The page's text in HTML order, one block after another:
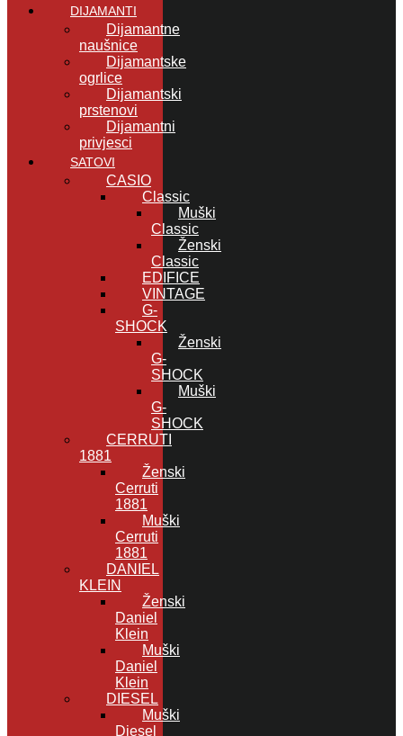
DIJAMANTI
Dijamantne
naušnice
Dijamantske
ogrlice
Dijamantski
prstenovi
Dijamantni
privjesci
SATOVI
CASIO
Classic
Muški
Classic
Ženski
Classic
EDIFICE
VINTAGE
G-
SHOCK
Ženski
G-
SHOCK
Muški
G-
SHOCK
CERRUTI
1881
Ženski
Cerruti
1881
Muški
Cerruti
1881
DANIEL
KLEIN
Ženski
Daniel
Klein
Muški
Daniel
Klein
DIESEL
Muški
Diesel